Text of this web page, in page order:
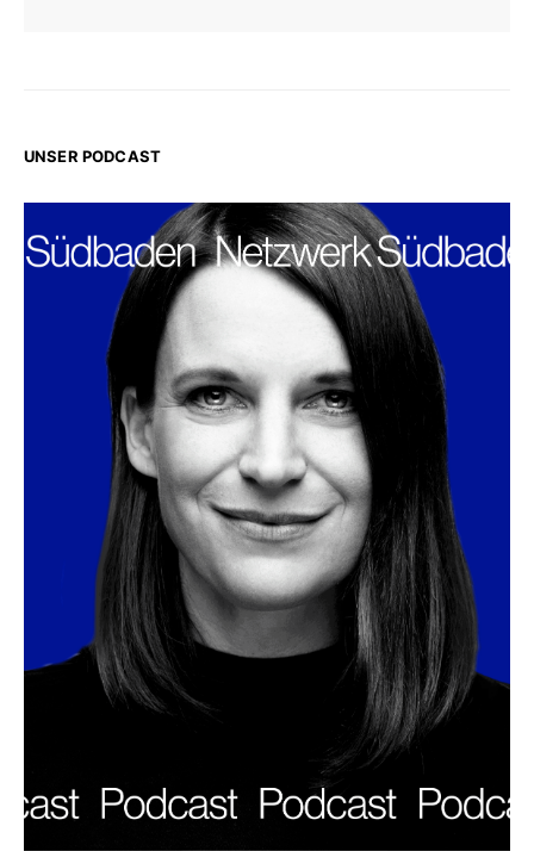
UNSER PODCAST